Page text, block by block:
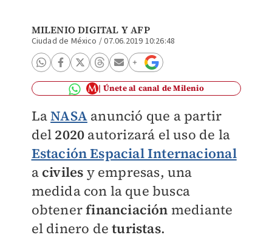
MILENIO DIGITAL Y AFP
Ciudad de México /07.06.2019 10:26:48
Únete al canal de Milenio
LaNASA anunció que a partir
del 2020 autorizará el uso de la
Estación Espacial Internacional
a civiles y empresas, una
medida con la que busca
obtenerfinanciación mediante
el dinero deturistas.